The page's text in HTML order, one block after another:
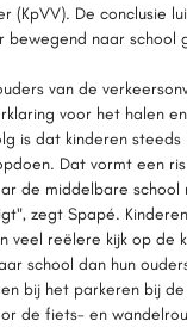
(KpVV). De conclusie
bewegend naar school
van de
voor het halen
is dat kinderen steeds
Dat vormt een
de middelbare school
zegt Spapé.
veel reëlere kijk op de
school dan hun
bij het parkeren bij
de fiets- en